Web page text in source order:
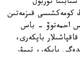
نۇربول
كومەكشىسى قىزمەتىن
احمەتوۆ - باس
باپكەرى،
باپكەر، تيمۋر